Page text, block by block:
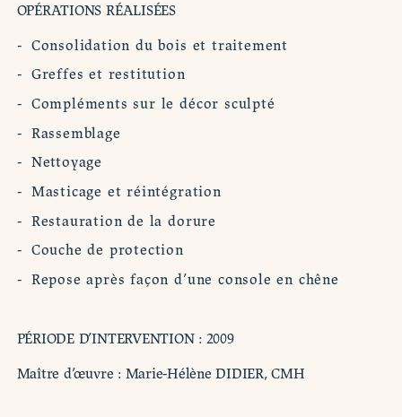
OPÉRATIONS RÉALISÉES
Consolidation du bois et traitement
Greffes et restitution
Compléments sur le décor sculpté
Rassemblage
Nettoyage
Masticage et réintégration
Restauration de la dorure
Couche de protection
Repose après façon d’une console en chêne
PÉRIODE D’INTERVENTION : 2009
Maître d’œuvre : Marie-Hélène DIDIER, CMH